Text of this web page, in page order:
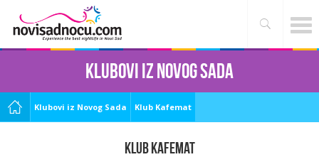
Klubovi iz Novog Sada
Klubovi iz Novog Sada Klub Kafemat
Klub Kafemat